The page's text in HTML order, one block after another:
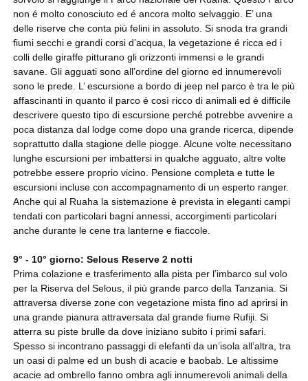
non é molto conosciuto ed é ancora molto selvaggio. E’ una
delle riserve che conta più felini in assoluto. Si snoda tra grandi
fiumi secchi e grandi corsi d’acqua, la vegetazione é ricca ed i
colli delle giraffe pitturano gli orizzonti immensi e le grandi
savane. Gli agguati sono all’ordine del giorno ed innumerevoli
sono le prede. L’ escursione a bordo di jeep nel parco è tra le più
affascinanti in quanto il parco é così ricco di animali ed é difficile
descrivere questo tipo di escursione perché potrebbe avvenire a
poca distanza dal lodge come dopo una grande ricerca, dipende
soprattutto dalla stagione delle piogge. Alcune volte necessitano
lunghe escursioni per imbattersi in qualche agguato, altre volte
potrebbe essere proprio vicino. Pensione completa e tutte le
escursioni incluse con accompagnamento di un esperto ranger.
Anche qui al Ruaha la sistemazione è prevista in eleganti campi
tendati con particolari bagni annessi, accorgimenti particolari
anche durante le cene tra lanterne e fiaccole.
9° - 10° giorno: Selous Reserve 2 notti
Prima colazione e trasferimento alla pista per l’imbarco sul volo
per la Riserva del Selous, il più grande parco della Tanzania. Si
attraversa diverse zone con vegetazione mista fino ad aprirsi in
una grande pianura attraversata dal grande fiume Rufiji. Si
atterra su piste brulle da dove iniziano subito i primi safari.
Spesso si incontrano passaggi di elefanti da un’isola all’altra, tra
un oasi di palme ed un bush di acacie e baobab. Le altissime
acacie ad ombrello fanno ombra agli innumerevoli animali della